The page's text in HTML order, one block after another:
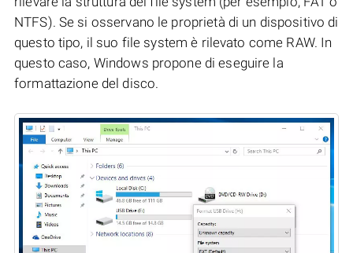
NTFS). Se si osservano le proprietà di un dispositivo di
questo tipo, il suo file system è rilevato come RAW. In
questo caso, Windows propone di eseguire la
formattazione del disco.